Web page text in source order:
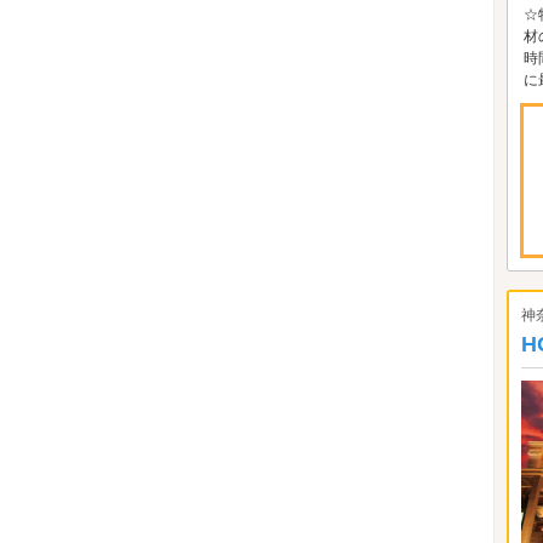
☆
材
時
に
神